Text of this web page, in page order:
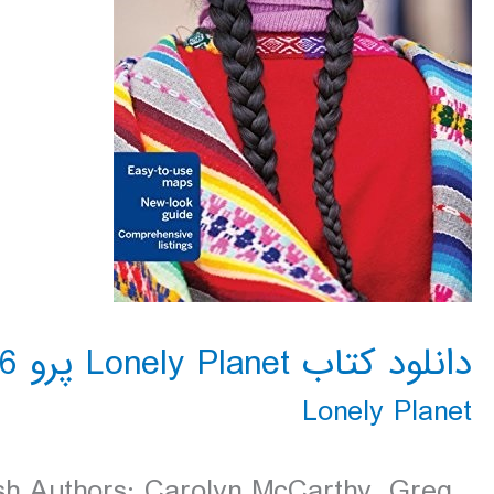
دانلود کتاب Lonely Planet پرو 2016
Lonely Planet